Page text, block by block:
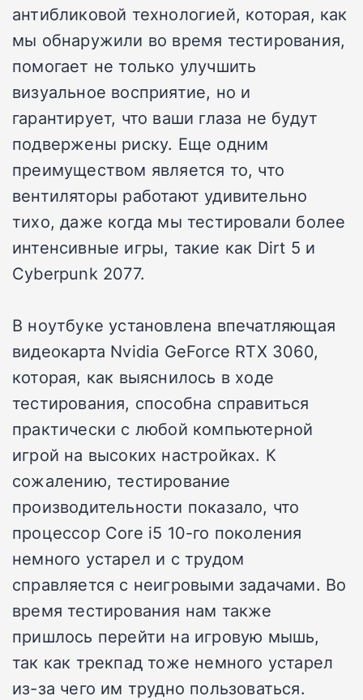
антибликовой технологией, которая, как
мы обнаружили во время тестирования,
помогает не только улучшить
визуальное восприятие, но и
гарантирует, что ваши глаза не будут
подвержены риску. Еще одним
преимуществом является то, что
вентиляторы работают удивительно
тихо, даже когда мы тестировали более
интенсивные игры, такие как Dirt 5 и
Cyberpunk 2077.
В ноутбуке установлена впечатляющая
видеокарта Nvidia GeForce RTX 3060,
которая, как выяснилось в ходе
тестирования, способна справиться
практически с любой компьютерной
игрой на высоких настройках. К
сожалению, тестирование
производительности показало, что
процессор Core i5 10-го поколения
немного устарел и с трудом
справляется с неигровыми задачами. Во
время тестирования нам также
пришлось перейти на игровую мышь,
так как трекпад тоже немного устарел
из-за чего им трудно пользоваться.